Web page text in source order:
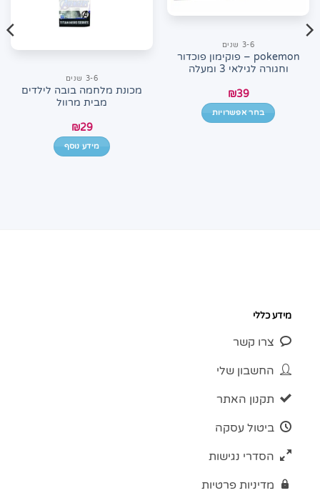
3-6 שנים
pokemon – פוקימון פוכדור
וחגורה לגילאי 3 ומעלה
₪39
בחר אפשרויות
3-6 שנים
מכונת מלחמה בובה לילדים
מבית מרוול
₪29
מידע נוסף
מידע כללי
צרו קשר
החשבון שלי
תקנון האתר
ביטול עסקה
הסדרי נגישות
מדיניות פרטיות